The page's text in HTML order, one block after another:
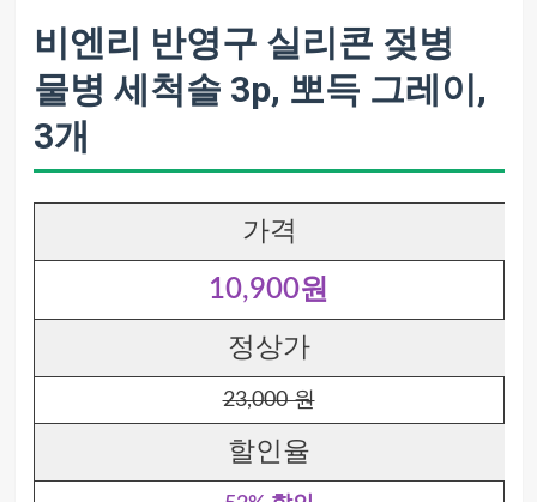
비엔리 반영구 실리콘 젖병
물병 세척솔 3p, 뽀득 그레이,
3개
가격
10,900원
정상가
23,000 원
할인율